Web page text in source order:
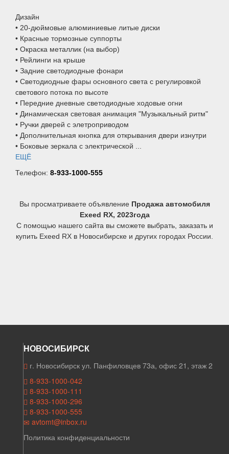
Дизайн
• 20-дюймовые алюминиевые литые диски
• Красные тормозные суппорты
• Окраска металлик (на выбор)
• Рейлинги на крыше
• Задние светодиодные фонари
• Светодиодные фары основного света c регулировкой
светового потока по высоте
• Передние дневные светодиодные ходовые огни
• Динамическая световая анимация "Музыкальный ритм"
• Ручки дверей с элетроприводом
• Дополнительная кнопка для открывания двери изнутри
• Боковые зеркала с электрической ...
ЕЩЁ
Телефон: 8-933-1000-555
Вы просматриваете объявление Продажа автомобиля
Exeed RX, 2023года
С помощью нашего сайта вы сможете выбрать, заказать и
купить Exeed RX в Новосибирске и других городах России.
НОВОСИБИРСК
г. Новосибирск ул. Панфиловцев 73а, офис 21, этаж 2
8-933-1000-042
8-933-1000-111
8-933-1000-296
8-933-1000-555
avtomt@inbox.ru
Политика конфиденциальности